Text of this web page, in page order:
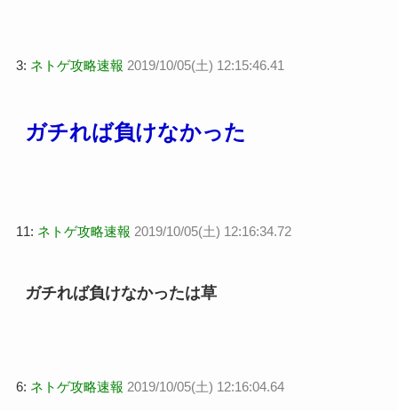
3: ネトゲ攻略速報 2019/10/05(土) 12:15:46.41
ガチれば負けなかった
11: ネトゲ攻略速報 2019/10/05(土) 12:16:34.72
ガチれば負けなかったは草
6: ネトゲ攻略速報 2019/10/05(土) 12:16:04.64